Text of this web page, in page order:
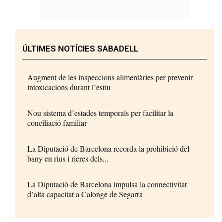
ÚLTIMES NOTÍCIES SABADELL
Augment de les inspeccions alimentàries per prevenir
intoxicacions durant l’estiu
Nou sistema d’estades temporals per facilitar la
conciliació familiar
La Diputació de Barcelona recorda la prohibició del
bany en rius i rieres dels...
La Diputació de Barcelona impulsa la connectivitat
d’alta capacitat a Calonge de Segarra